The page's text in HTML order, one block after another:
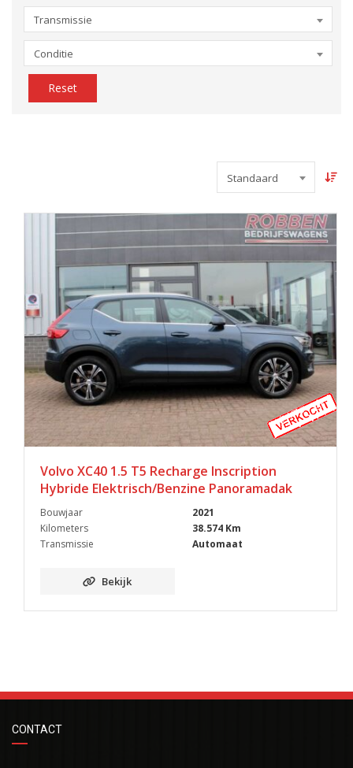
Transmissie
Conditie
Reset
Standaard
Volvo XC40 1.5 T5 Recharge Inscription
Hybride Elektrisch/Benzine Panoramadak
Bouwjaar
2021
Kilometers
38.574 Km
Transmissie
Automaat
Bekijk
CONTACT